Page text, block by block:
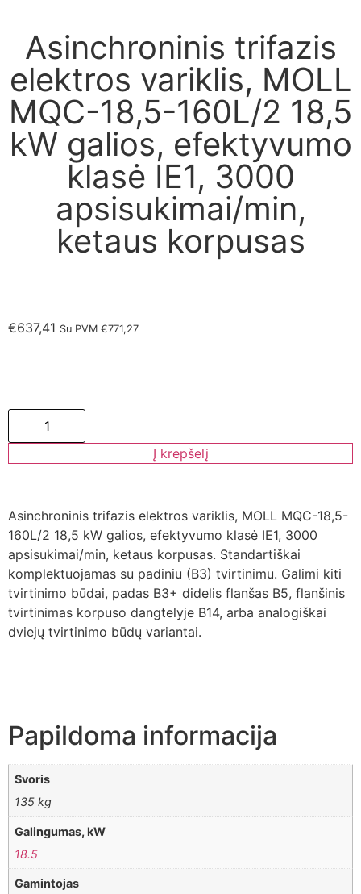
Asinchroninis trifazis
elektros variklis, MOLL
MQC-18,5-160L/2 18,5
kW galios, efektyvumo
klasė IE1, 3000
apsisukimai/min,
ketaus korpusas
€637,41 Su PVM €771,27
Į krepšelį
Asinchroninis trifazis elektros variklis, MOLL MQC-18,5-
160L/2 18,5 kW galios, efektyvumo klasė IE1, 3000
apsisukimai/min, ketaus korpusas. Standartiškai
komplektuojamas su padiniu (B3) tvirtinimu. Galimi kiti
tvirtinimo būdai, padas B3+ didelis flanšas B5, flanšinis
tvirtinimas korpuso dangtelyje B14, arba analogiškai
dviejų tvirtinimo būdų variantai.
Papildoma informacija
Svoris
135 kg
Galingumas, kW
18.5
Gamintojas